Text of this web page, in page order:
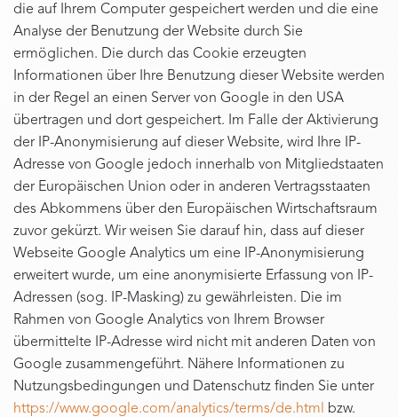
die auf Ihrem Computer gespeichert werden und die eine
Analyse der Benutzung der Website durch Sie
ermöglichen. Die durch das Cookie erzeugten
Informationen über Ihre Benutzung dieser Website werden
in der Regel an einen Server von Google in den USA
übertragen und dort gespeichert. Im Falle der Aktivierung
der IP-Anonymisierung auf dieser Website, wird Ihre IP-
Adresse von Google jedoch innerhalb von Mitgliedstaaten
der Europäischen Union oder in anderen Vertragsstaaten
des Abkommens über den Europäischen Wirtschaftsraum
zuvor gekürzt. Wir weisen Sie darauf hin, dass auf dieser
Webseite Google Analytics um eine IP-Anonymisierung
erweitert wurde, um eine anonymisierte Erfassung von IP-
Adressen (sog. IP-Masking) zu gewährleisten. Die im
Rahmen von Google Analytics von Ihrem Browser
übermittelte IP-Adresse wird nicht mit anderen Daten von
Google zusammengeführt. Nähere Informationen zu
Nutzungsbedingungen und Datenschutz finden Sie unter
https://www.google.com/analytics/terms/de.html
bzw.